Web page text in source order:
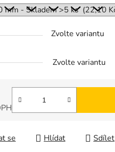
Zvolte variantu
Zvolte variantu
se Hlídat Sdílet